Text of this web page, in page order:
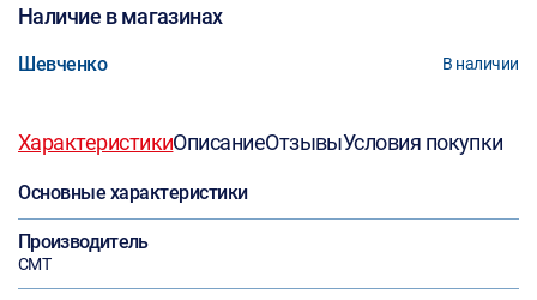
Наличие в магазинах
Шевченко В наличии
ХарактеристикиОписаниеОтзывыУсловия покупки
Основные характеристики
Производитель
CMT